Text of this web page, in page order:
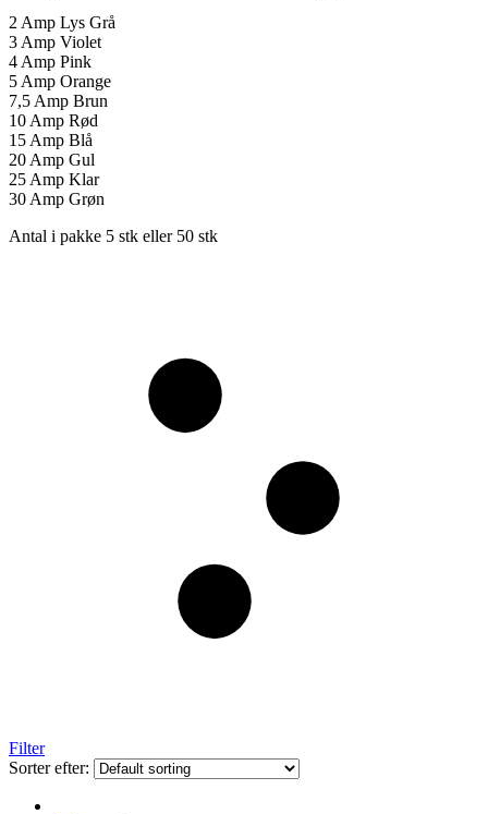
2 Amp Lys Grå
3 Amp Violet
4 Amp Pink
5 Amp Orange
7,5 Amp Brun
10 Amp Rød
15 Amp Blå
20 Amp Gul
25 Amp Klar
30 Amp Grøn
Antal i pakke 5 stk eller 50 stk
Filter
Sorter efter: